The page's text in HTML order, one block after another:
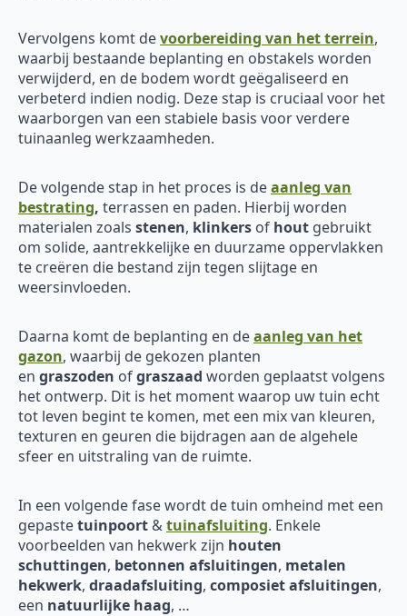
Vervolgens komt devoorbereiding van het terrein,
waarbij bestaande beplanting en obstakels worden
verwijderd, en de bodem wordt geëgaliseerd en
verbeterd indien nodig. Deze stap is cruciaal voor het
waarborgen van een stabiele basis voor verdere
tuinaanleg werkzaamheden.
De volgende stap in het proces is deaanleg van
bestrating, terrassen en paden. Hierbij worden
materialen zoals stenen, klinkers of hout gebruikt
om solide, aantrekkelijke en duurzame oppervlakken
te creëren die bestand zijn tegen slijtage en
weersinvloeden.
Daarna komt de beplanting en deaanleg van het
gazon, waarbij de gekozen planten
en graszoden ofgraszaad worden geplaatst volgens
het ontwerp. Dit is het moment waarop uw tuin echt
tot leven begint te komen, met een mix van kleuren,
texturen en geuren die bijdragen aan de algehele
sfeer en uitstraling van de ruimte.
In een volgende fase wordt de tuin omheind met een
gepastetuinpoort &tuinafsluiting. Enkele
voorbeelden van hekwerk zijn houten
schuttingen, betonnen afsluitingen, metalen
hekwerk, draadafsluiting, composiet afsluitingen,
een natuurlijke haag, …